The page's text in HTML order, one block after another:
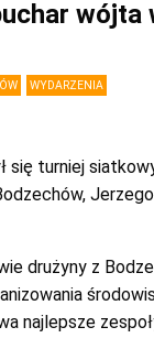
wójta
WYDARZENIA
się turniej
drużyny z
najlepsze